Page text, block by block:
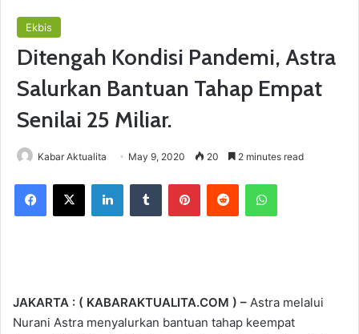
Ekbis
Ditengah Kondisi Pandemi, Astra
Salurkan Bantuan Tahap Empat
Senilai 25 Miliar.
Kabar Aktualita May 9, 2020 20 2 minutes read
JAKARTA : ( KABARAKTUALITA.COM ) – Astra melalui
Nurani Astra menyalurkan bantuan tahap keempat